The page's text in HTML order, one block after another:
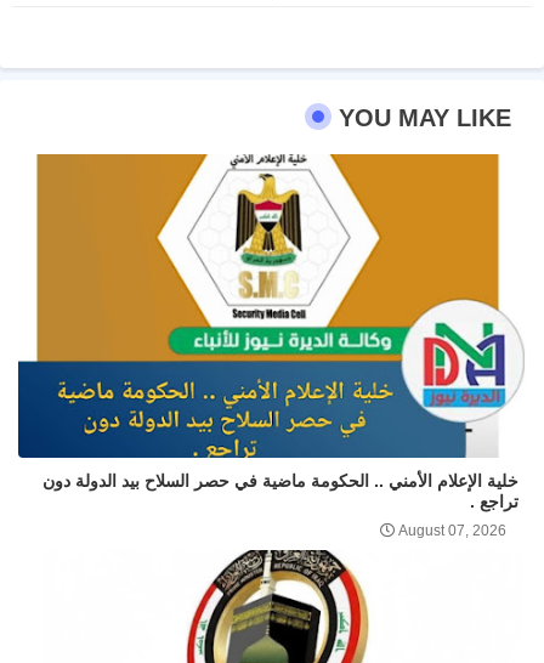
YOU MAY LIKE
خلية الإعلام الأمني .. الحكومة ماضية في حصر السلاح بيد الدولة دون
تراجع .
August 07, 2026